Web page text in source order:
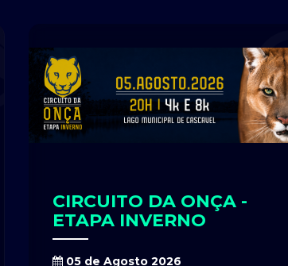
CIRCUITO DA ONÇA -
ETAPA INVERNO
05 de Agosto 2026